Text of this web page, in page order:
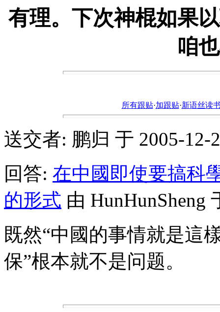
有理。下次神棍如果
咱
所有跟贴·加跟贴·新语丝读
送交者: 鹏归 于 2005-12-
回答: 在中國即使要搞科
的形式 由 HunHunSheng
既然“中國的事情就是這
保”根本就不是问题。